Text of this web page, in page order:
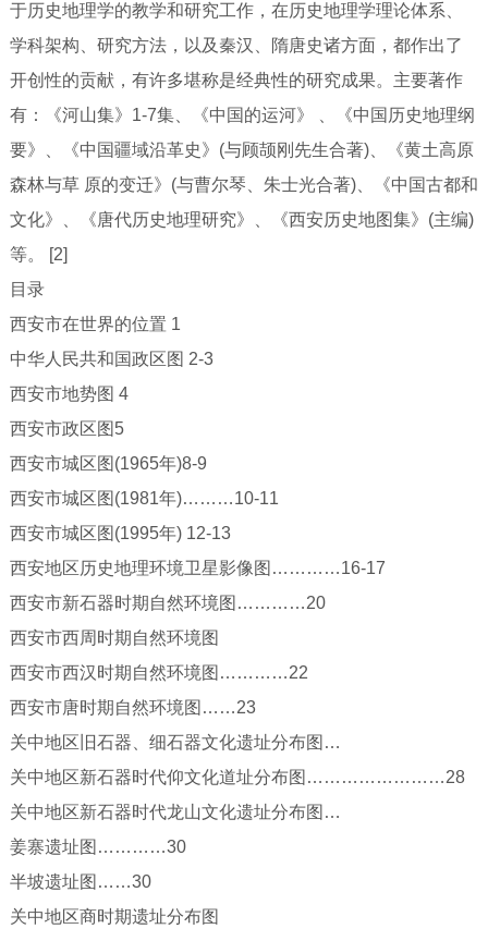
于历史地理学的教学和研究工作，在历史地理学理论体系、
学科架构、研究方法，以及秦汉、隋唐史诸方面，都作出了
开创性的贡献，有许多堪称是经典性的研究成果。主要著作
有：《河山集》1-7集、《中国的运河》 、《中国历史地理纲
要》、《中国疆域沿革史》(与顾颉刚先生合著)、《黄土高原
森林与草 原的变迁》(与曹尔琴、朱士光合著)、《中国古都和
文化》、《唐代历史地理研究》、《西安历史地图集》(主编)
等。 [2]
目录
西安市在世界的位置 1
中华人民共和国政区图 2-3
西安市地势图 4
西安市政区图5
西安市城区图(1965年)8-9
西安市城区图(1981年)………10-11
西安市城区图(1995年) 12-13
西安地区历史地理环境卫星影像图…………16-17
西安市新石器时期自然环境图…………20
西安市西周时期自然环境图
西安市西汉时期自然环境图…………22
西安市唐时期自然环境图……23
关中地区旧石器、细石器文化遗址分布图…
关中地区新石器时代仰文化道址分布图……………………28
关中地区新石器时代龙山文化遗址分布图…
姜寨遗址图…………30
半坡遗址图……30
关中地区商时期遗址分布图